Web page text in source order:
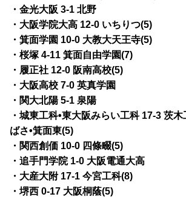
・金光大阪 3-1 北野
・大阪学院大高 12-0 いちりつ(5)
・箕面学園 10-0 大教大天王寺(5)
・桜塚 4-11 箕面自由学園(7)
・履正社 12-0 阪南高校(5)
・大阪高校 7-0 英真学園
・関大北陽 5-1 泉陽
・城東工科•東大阪みらい工科 17-3 茨木
ばさ•箕面東(5)
・関西創価 10-0 四條畷(5)
・追手門学院 1-0 大阪電通大高
・大産大附 17-1 今宮工科(8)
・堺西 0-17 大阪桐蔭(5)